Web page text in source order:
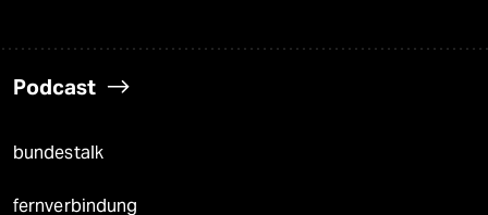
Podcast
bundestalk
fernverbindung